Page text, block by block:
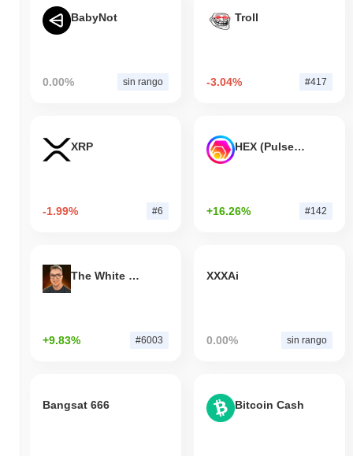
BabyNot
0.00% sin rango
Troll
-3.04% #417
XRP
-1.99% #6
HEX (Pulsechain)
+16.26% #142
The White Bull
+9.83% #6003
XXXAi
0.00% sin rango
Bangsat 666 Bitcoin Cash